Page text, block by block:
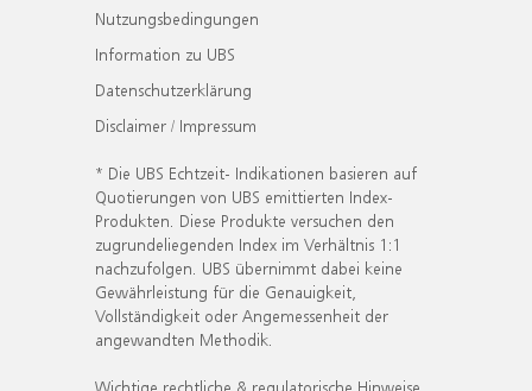
Nutzungsbedingungen
Information zu UBS
Datenschutzerklärung
Disclaimer / Impressum
* Die UBS Echtzeit- Indikationen basieren auf
Quotierungen von UBS emittierten Index-
Produkten. Diese Produkte versuchen den
zugrundeliegenden Index im Verhältnis 1:1
nachzufolgen. UBS übernimmt dabei keine
Gewährleistung für die Genauigkeit,
Vollständigkeit oder Angemessenheit der
angewandten Methodik.